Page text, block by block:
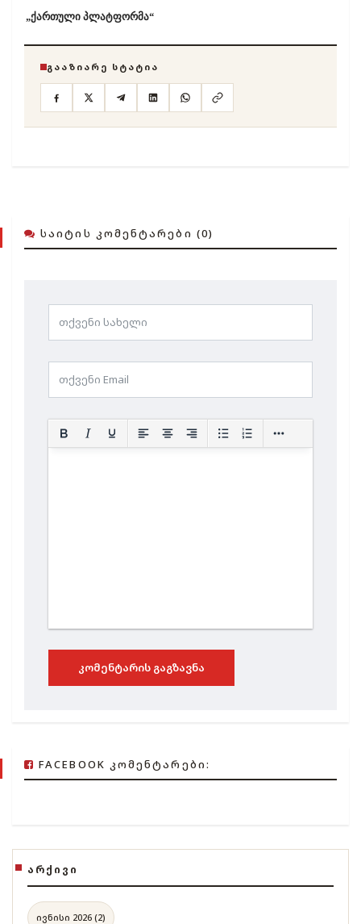
„ქართული პლატფორმა“
ᲒᲐᲐᲖᲘᲐᲠᲔ ᲡᲢᲐᲢᲘᲐ
ᲡᲐᲘᲢᲘᲡ ᲙᲝᲛᲔᲜᲢᲐᲠᲔᲑᲘ (0)
ᲙᲝᲛᲔᲜᲢᲐᲠᲘᲡ ᲒᲐᲒᲖᲐᲕᲜᲐ
FACEBOOK ᲙᲝᲛᲔᲜᲢᲐᲠᲔᲑᲘ:
ᲐᲠᲥᲘᲕᲘ
ივნისი 2026 (2)